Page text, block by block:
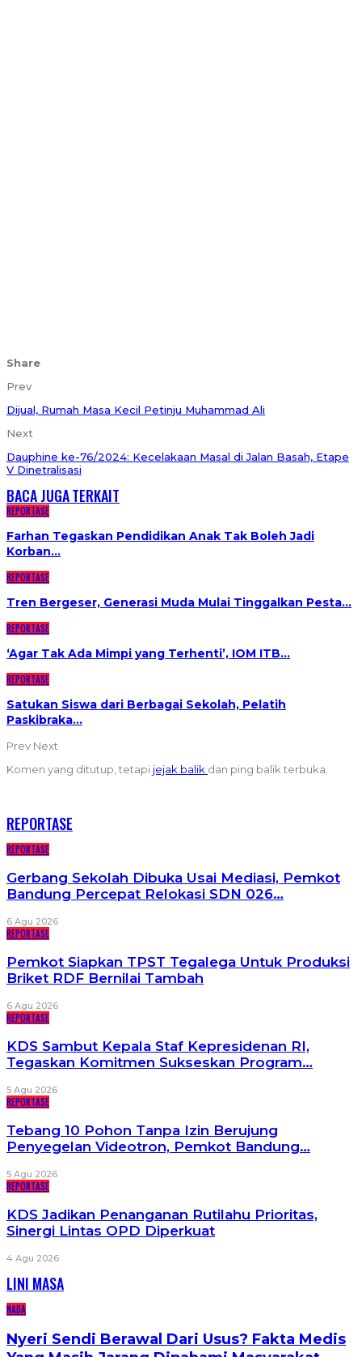
Share
Prev
Dijual, Rumah Masa Kecil Petinju Muhammad Ali
Next
Dauphine ke-76/2024: Kecelakaan Masal di Jalan Basah, Etape
V Dinetralisasi
BACA JUGATERKAIT
REPORTASE
Farhan Tegaskan Pendidikan Anak Tak Boleh Jadi
Korban…
REPORTASE
Tren Bergeser, Generasi Muda Mulai Tinggalkan Pesta…
REPORTASE
‘Agar Tak Ada Mimpi yang Terhenti’, IOM ITB…
REPORTASE
Satukan Siswa dari Berbagai Sekolah, Pelatih
Paskibraka…
Prev Next
Komen yang ditutup, tetapi jejak balik dan ping balik terbuka.
REPORTASE
REPORTASE
Gerbang Sekolah Dibuka Usai Mediasi, Pemkot
Bandung Percepat Relokasi SDN 026…
6 Agu 2026
REPORTASE
Pemkot Siapkan TPST Tegalega Untuk Produksi
Briket RDF Bernilai Tambah
6 Agu 2026
REPORTASE
KDS Sambut Kepala Staf Kepresidenan RI,
Tegaskan Komitmen Sukseskan Program…
5 Agu 2026
REPORTASE
Tebang 10 Pohon Tanpa Izin Berujung
Penyegelan Videotron, Pemkot Bandung…
5 Agu 2026
REPORTASE
KDS Jadikan Penanganan Rutilahu Prioritas,
Sinergi Lintas OPD Diperkuat
4 Agu 2026
LINI MASA
NADA
Nyeri Sendi Berawal Dari Usus? Fakta Medis